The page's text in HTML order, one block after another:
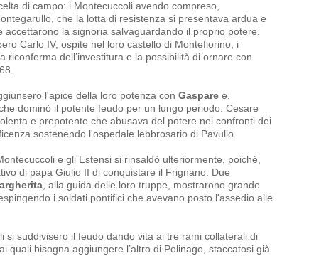
di campo: i Montecuccoli avendo compreso,
che la lotta di resistenza si presentava ardua e
accettarono la signoria salvaguardando il proprio potere.
Carlo IV, ospite nel loro castello di Montefiorino, i
riconferma dell’investitura e la possibilità di ornare con
l'apice della loro potenza con Gaspare e,
dominò il potente feudo per un lungo periodo. Cesare
e prepotente che abusava del potere nei confronti dei
sostenendo l'ospedale lebbrosario di Pavullo.
e gli Estensi si rinsaldò ulteriormente, poiché,
di papa Giulio II di conquistare il Frignano. Due
, alla guida delle loro truppe, mostrarono grande
i soldati pontifici che avevano posto l'assedio alle
si suddivisero il feudo dando vita ai tre rami collaterali di
quali bisogna aggiungere l’altro di Polinago, staccatosi già